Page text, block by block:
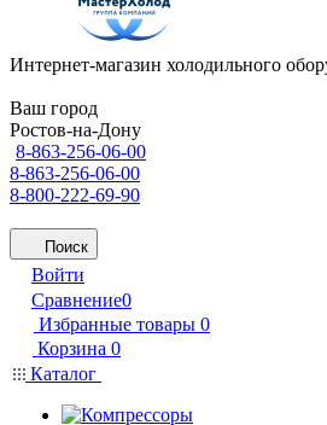
Интернет-магазин холодильного
Ваш город
Ростов-на-Дону
8-863-256-06-00
8-863-256-06-00
8-800-222-69-90
Поиск
Войти
Сравнение0
Избранные товары 0
Корзина 0
Каталог